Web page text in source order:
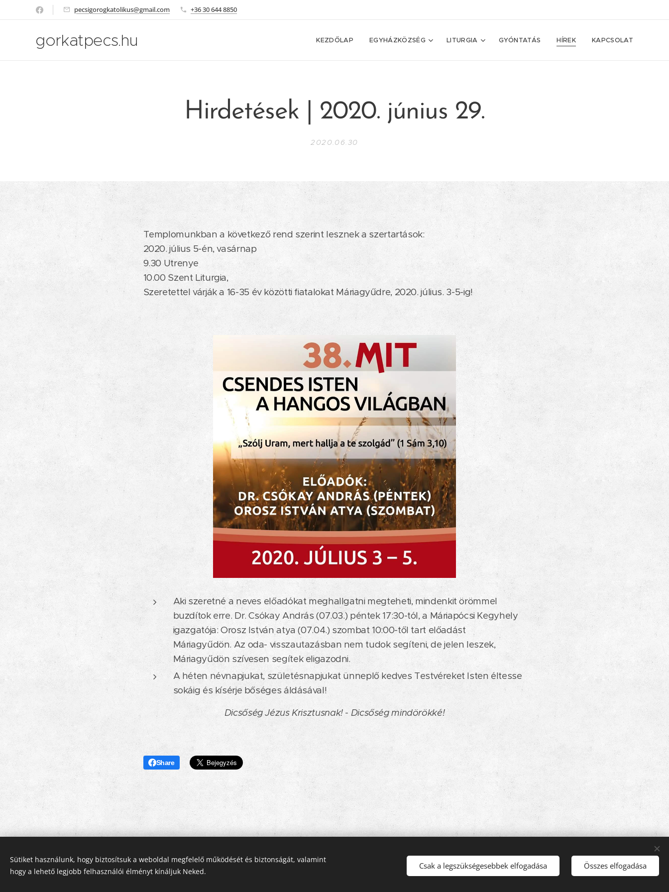
pecsigorogkatolikus@gmail.com +36 30 644 8850
gorkatpecs.hu KEZDŐLAP EGYHÁZKÖZSÉG LITURGIA GYÓNTATÁS HÍREK KAPCSOLAT
Hirdetések | 2020. június 29.
2020.06.30
Templomunkban a következő rend szerint lesznek a szertartások:
2020. július 5-én, vasárnap
9.30 Utrenye
10.00 Szent Liturgia,
Szeretettel várják a 16-35 év közötti fiatalokat Máriagyűdre, 2020. július. 3-5-ig!
Aki szeretné a neves előadókat meghallgatni megteheti, mindenkit örömmel
buzdítok erre. Dr. Csókay András (07.03.) péntek 17:30-tól, a Máriapócsi Kegyhely
igazgatója: Orosz István atya (07.04.) szombat 10:00-től tart előadást
Máriagyűdön. Az oda- visszautazásban nem tudok segíteni, de jelen leszek,
Máriagyűdön szívesen segítek eligazodni.
A héten névnapjukat, születésnapjukat ünneplő kedves Testvéreket Isten éltesse
sokáig és kísérje bőséges áldásával!
Dicsőség Jézus Krisztusnak! - Dicsőség mindörökké!
Share
© 2016-2026 Pécsi Görögkatolikus Parókia | 7624 Pécs, Alajos u. 21.
Sütiket használunk, hogy biztosítsuk a weboldal megfelelő működését és biztonságát, valamint
hogy a lehető legjobb felhasználói élményt kínáljuk Neked.
Csak a legszükségesebbek elfogadása Összes elfogadása